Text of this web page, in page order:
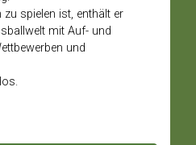
spielen ist, enthält er
mit Auf- und
und